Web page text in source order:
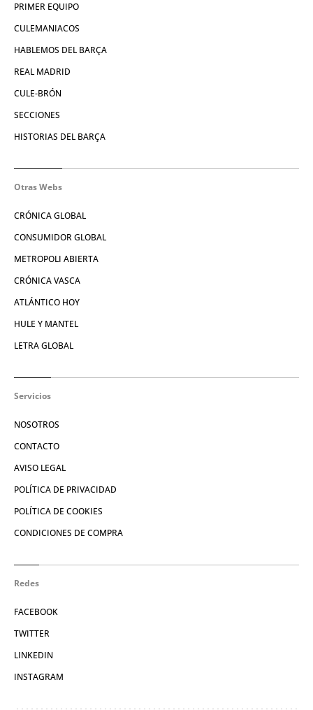
PRIMER EQUIPO
CULEMANIACOS
HABLEMOS DEL BARÇA
REAL MADRID
CULE-BRÓN
SECCIONES
HISTORIAS DEL BARÇA
Otras Webs
CRÓNICA GLOBAL
CONSUMIDOR GLOBAL
METROPOLI ABIERTA
CRÓNICA VASCA
ATLÁNTICO HOY
HULE Y MANTEL
LETRA GLOBAL
Servicios
NOSOTROS
CONTACTO
AVISO LEGAL
POLÍTICA DE PRIVACIDAD
POLÍTICA DE COOKIES
CONDICIONES DE COMPRA
Redes
FACEBOOK
TWITTER
LINKEDIN
INSTAGRAM